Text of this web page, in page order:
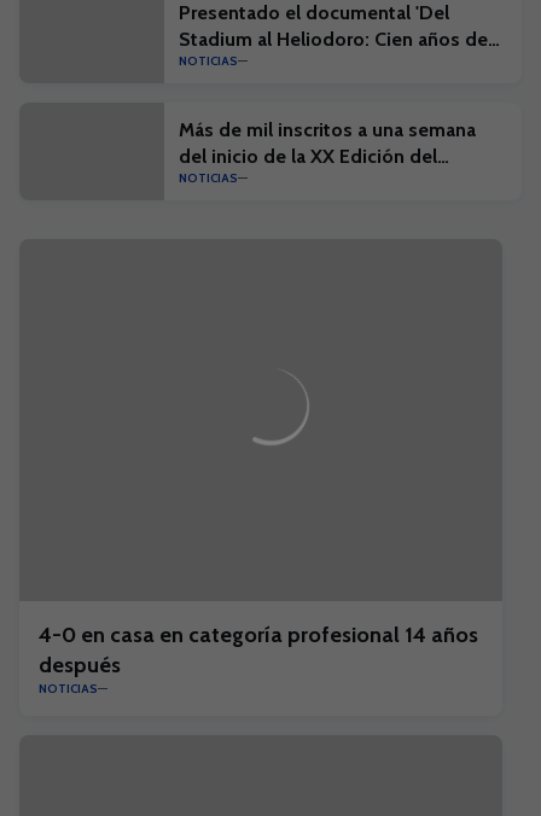
Presentado el documental 'Del
Stadium al Heliodoro: Cien años de
historia'
NOTICIAS
Más de mil inscritos a una semana
del inicio de la XX Edición del
Campus Suma y el I Campus Suma
NOTICIAS
4-0 en casa en categoría profesional 14 años
después
NOTICIAS